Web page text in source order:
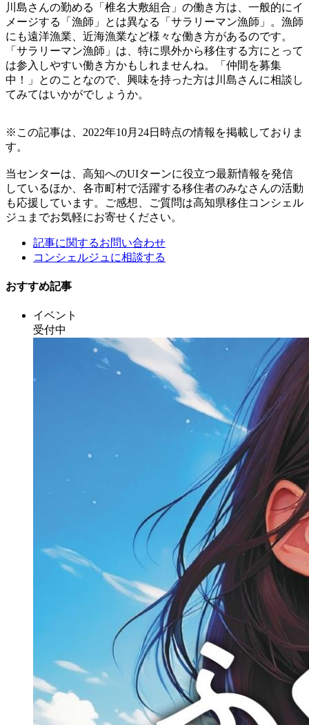
川島さんの勤める「椎名大敷組合」の働き方は、一般的にイ
メージする「漁師」とは異なる「サラリーマン漁師」。漁師
にも遠洋漁業、近海漁業など様々な働き方があるのです。
「サラリーマン漁師」は、特に県外から移住する方にとって
は参入しやすい働き方かもしれませんね。「仲間を募集
中！」とのことなので、興味を持った方は川島さんに相談し
てみてはいかがでしょうか。
※この記事は、2022年10月24日時点の情報を掲載しておりま
す。
当センターは、高知へのUIターンに役立つ最新情報を発信
しているほか、各市町村で活躍する移住者のみなさんの活動
も応援しています。ご感想、ご質問は高知県移住コンシェル
ジュまでお気軽にお寄せください。
記事に関するお問い合わせ
コンシェルジュに相談する
おすすめ記事
イベント
受付中